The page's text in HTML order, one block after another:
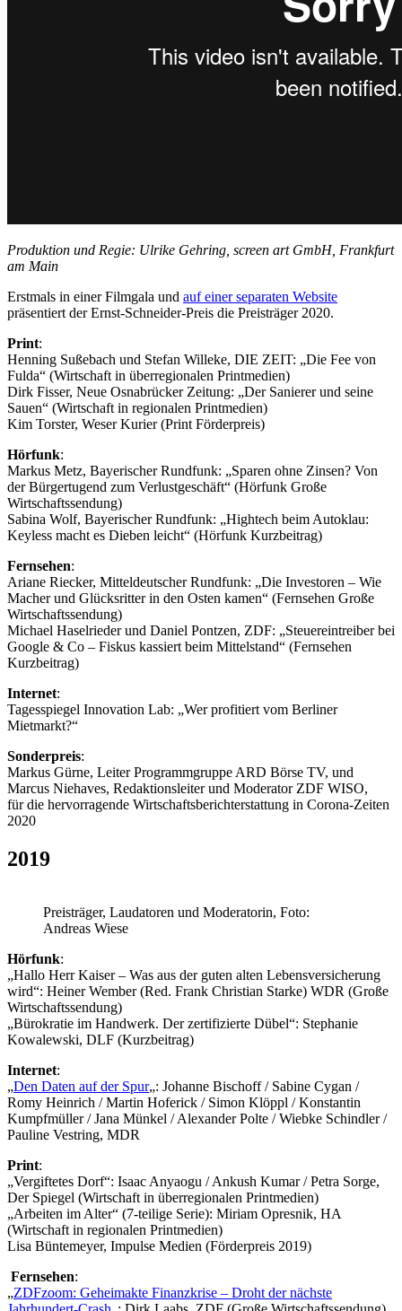
Produktion und Regie: Ulrike Gehring, screen art GmbH, Frankfurt
am Main
Erstmals in einer Filmgala und auf einer separaten Website
präsentiert der Ernst-Schneider-Preis die Preisträger 2020.
Print:
Henning Sußebach und Stefan Willeke, DIE ZEIT: „Die Fee von
Fulda“ (Wirtschaft in überregionalen Printmedien)
Dirk Fisser, Neue Osnabrücker Zeitung: „Der Sanierer und seine
Sauen“ (Wirtschaft in regionalen Printmedien)
Kim Torster, Weser Kurier (Print Förderpreis)
Hörfunk:
Markus Metz, Bayerischer Rundfunk: „Sparen ohne Zinsen? Von
der Bürgertugend zum Verlustgeschäft“ (Hörfunk Große
Wirtschaftssendung)
Sabina Wolf, Bayerischer Rundfunk: „Hightech beim Autoklau:
Keyless macht es Dieben leicht“ (Hörfunk Kurzbeitrag)
Fernsehen:
Ariane Riecker, Mitteldeutscher Rundfunk: „Die Investoren – Wie
Macher und Glücksritter in den Osten kamen“ (Fernsehen Große
Wirtschaftssendung)
Michael Haselrieder und Daniel Pontzen, ZDF: „Steuereintreiber bei
Google & Co – Fiskus kassiert beim Mittelstand“ (Fernsehen
Kurzbeitrag)
Internet:
Tagesspiegel Innovation Lab: „Wer profitiert vom Berliner
Mietmarkt?“
Sonderpreis:
Markus Gürne, Leiter Programmgruppe ARD Börse TV, und
Marcus Niehaves, Redaktionsleiter und Moderator ZDF WISO,
für die hervorragende Wirtschaftsberichterstattung in Corona-Zeiten
2020
2019
Preisträger, Laudatoren und Moderatorin, Foto:
Andreas Wiese
Hörfunk:
„Hallo Herr Kaiser – Was aus der guten alten Lebensversicherung
wird“: Heiner Wember (Red. Frank Christian Starke) WDR (Große
Wirtschaftssendung)
„Bürokratie im Handwerk. Der zertifizierte Dübel“: Stephanie
Kowalewski, DLF (Kurzbeitrag)
Internet:
„Den Daten auf der Spur„: Johanne Bischoff / Sabine Cygan /
Romy Heinrich / Martin Hoferick / Simon Klöppl / Konstantin
Kumpfmüller / Jana Münkel / Alexander Polte / Wiebke Schindler /
Pauline Vestring, MDR
Print:
„Vergiftetes Dorf“: Isaac Anyaogu / Ankush Kumar / Petra Sorge,
Der Spiegel (Wirtschaft in überregionalen Printmedien)
„Arbeiten im Alter“ (7-teilige Serie): Miriam Opresnik, HA
(Wirtschaft in regionalen Printmedien)
Lisa Büntemeyer, Impulse Medien (Förderpreis 2019)
Fernsehen:
„ZDFzoom: Geheimakte Finanzkrise – Droht der nächste